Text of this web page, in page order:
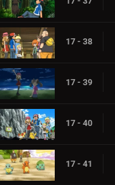
17 - 38
17 - 39
17 - 40
17 - 41